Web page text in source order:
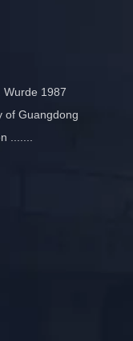
Wurde 1987
of Guangdong
.......